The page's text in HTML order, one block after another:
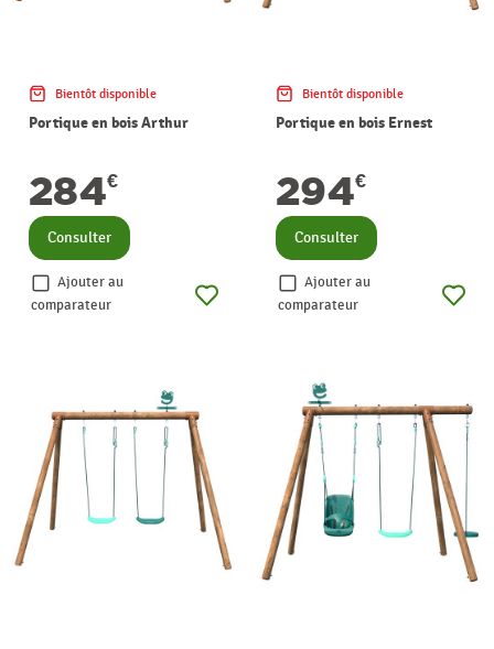
Bientôt disponible
Portique en bois Arthur
284€
Consulter
Ajouter au
comparateur
Bientôt disponible
Portique en bois Ernest
294€
Consulter
Ajouter au
comparateur